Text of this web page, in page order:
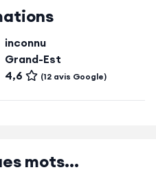
inconnu
Grand-Est
4,6 (12 avis Google)
mots...